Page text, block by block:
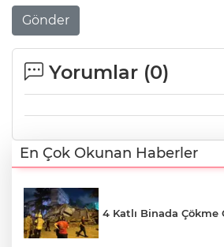
Gönder
Yorumlar (0)
En Çok Okunan Haberler
4 Katlı Binada Çökme